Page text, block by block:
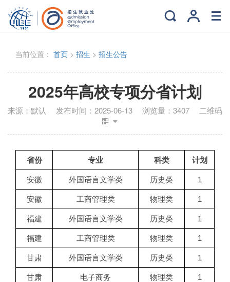
当前位置： 首页 > 招生 > 招生公告
2025年高校专项分省计划
来源： 默认 发布时间： 2025-06-13 浏览量： 3407 二维码
省份 专业 科类 计划
安徽 外国语言文学类 历史类 1
安徽 工商管理类 物理类 1
福建 外国语言文学类 历史类 1
福建 工商管理类 物理类 1
甘肃 外国语言文学类 历史类 1
甘肃 电子商务 物理类 1